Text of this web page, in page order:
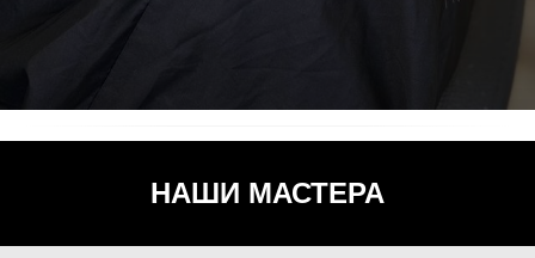
НАШИ МАСТЕРА